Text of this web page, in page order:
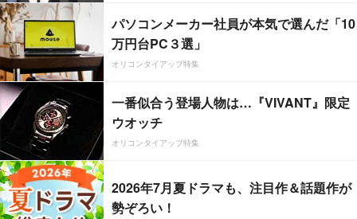
パソコンメーカー社員が本気で選んだ「10
万円台PC３選」
オリコンタイアップ特集
一番似合う登場人物は…『VIVANT』限定
ウオッチ
オリコンタイアップ特集
2026年7月夏ドラマも、注目作＆話題作が
勢ぞろい！